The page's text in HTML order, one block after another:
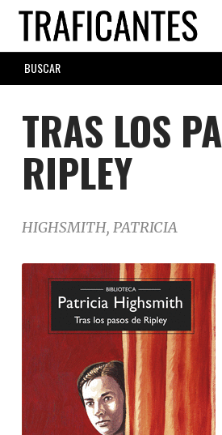
Skip
main
content
SEARCH
FORM
TRAS LOS
RIPLEY
HIGHSMITH, PATRICIA